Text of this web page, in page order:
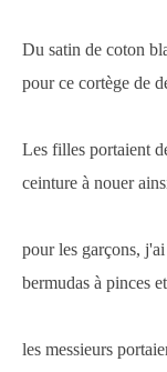
Du satin de coton
pour ce cortège de
Les filles portaient
ceinture à nouer
pour les garçons,
bermudas à pinces
les messieurs